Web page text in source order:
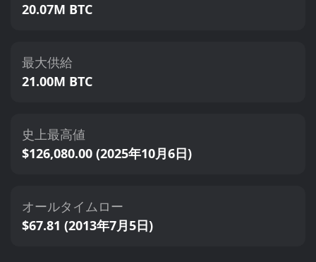
20.07M BTC
最大供給
21.00M BTC
史上最高値
$126,080.00 (2025年10月6日)
オールタイムロー
$67.81 (2013年7月5日)